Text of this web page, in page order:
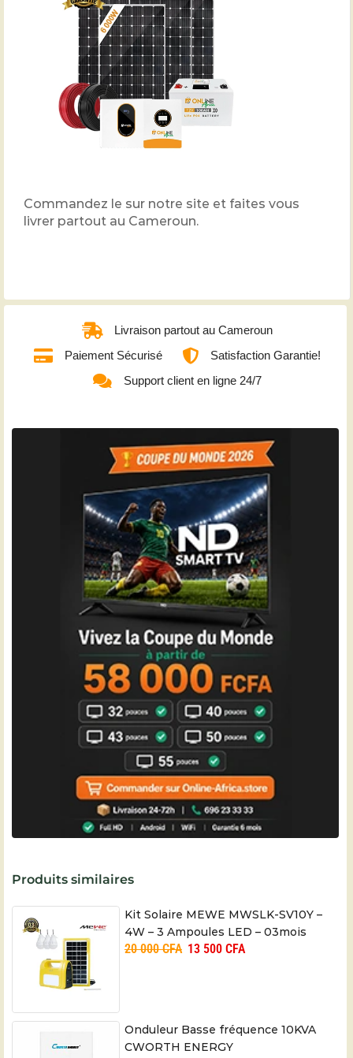
Commandez le sur notre site et faites vous
livrer partout au Cameroun.
Livraison partout au Cameroun
Paiement Sécurisé
Satisfaction Garantie!
Support client en ligne 24/7
Produits similaires
Kit Solaire MEWE MWSLK-SV10Y –
4W – 3 Ampoules LED – 03mois
20 000CFA 13 500 CFA
Onduleur Basse fréquence 10KVA
CWORTH ENERGY